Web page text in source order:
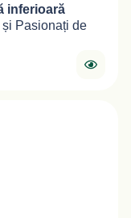
inferioară
Pasionați de